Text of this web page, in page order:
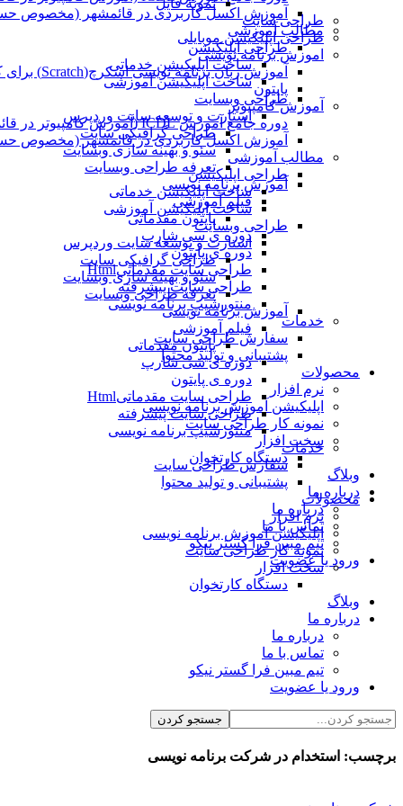
آموزش اکسل کاربردی در قائمشهر (مخصوص
مطالب آموزشی
طراحی اپلیکیشن
ساخت اپلیکیشن خدماتی
ساخت اپلیکیشن آموزشی
طراحی وبسایت
استارت و توسعه سایت وردپرس
طراحی گرافیکی سایت
سئو و بهینه سازی وبسایت
تعرفه طراحی وبسایت
آموزش برنامه نویسی
فیلم آموزشی
پایتون مقدماتی
دوره ی سی شارپ
دوره ی پایتون
طراحی سایت مقدماتیHtml
طراحی سایت پیشرفته
منتورشیپ برنامه نویسی
خدمات
سفارش طراحی سایت
پشتیبانی و تولید محتوا
محصولات
نرم افزار
اپلیکیشن آموزش برنامه نویسی
نمونه کار طراحی سایت
سخت افزار
دستگاه کارتخوان
وبلاگ
درباره ما
درباره ما
تماس با ما
تیم مبین فرا گستر نیکو
ورود یا عضویت
طراحی سایت
طراحی اپلیکیشن موبایلی
اموزش برنامه نویسی
آموزش زبان برنامه نویسی اسکرچ(Scratch) برای کودکان
پایتون
آموزش کامپیوتر
دوره جامع آموزش ICDL (آموزش کامپیوتر در قائمشهر)
آموزش اکسل کاربردی در قائمشهر (مخصوص
مطالب آموزشی
طراحی اپلیکیشن
ساخت اپلیکیشن خدماتی
ساخت اپلیکیشن آموزشی
طراحی وبسایت
استارت و توسعه سایت وردپرس
طراحی گرافیکی سایت
سئو و بهینه سازی وبسایت
تعرفه طراحی وبسایت
آموزش برنامه نویسی
فیلم آموزشی
پایتون مقدماتی
دوره ی سی شارپ
دوره ی پایتون
طراحی سایت مقدماتیHtml
طراحی سایت پیشرفته
منتورشیپ برنامه نویسی
خدمات
سفارش طراحی سایت
پشتیبانی و تولید محتوا
محصولات
نرم افزار
اپلیکیشن آموزش برنامه نویسی
نمونه کار طراحی سایت
سخت افزار
دستگاه کارتخوان
وبلاگ
درباره ما
درباره ما
تماس با ما
تیم مبین فرا گستر نیکو
ورود یا عضویت
برچسب: استخدام در شرکت برنامه نویسی